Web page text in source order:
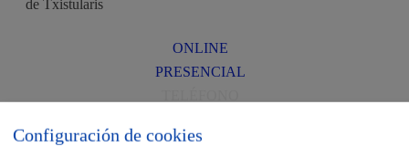
de Txistularis
ONLINE
PRESENCIAL
Configuración de cookies